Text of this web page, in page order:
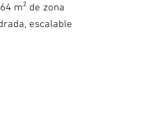
m² de zona
escalable